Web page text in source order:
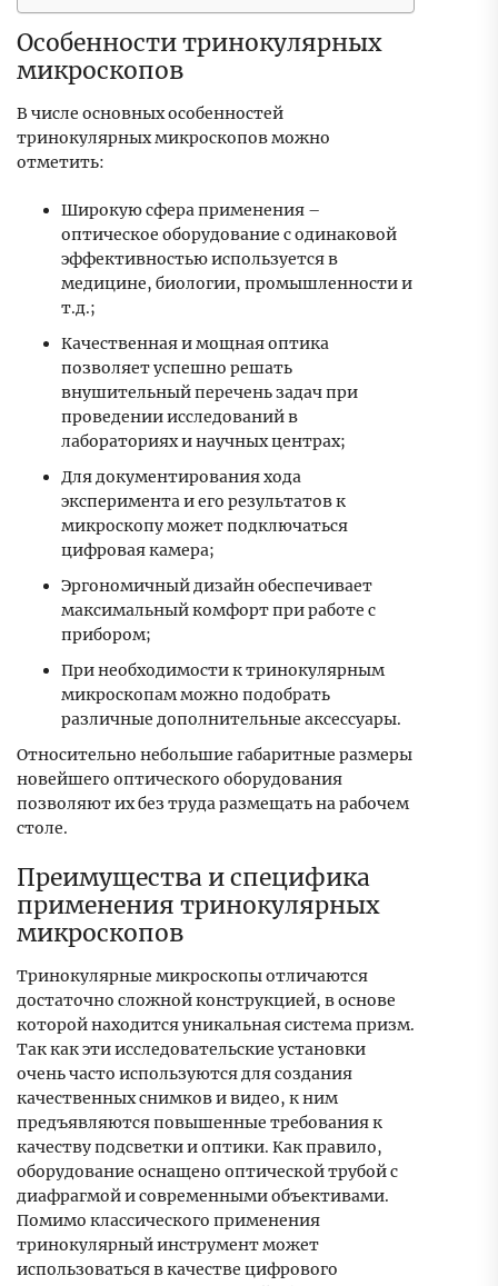
Особенности тринокулярных
микроскопов
В числе основных особенностей
тринокулярных микроскопов можно
отметить:
Широкую сфера применения –
оптическое оборудование с одинаковой
эффективностью используется в
медицине, биологии, промышленности и
т.д.;
Качественная и мощная оптика
позволяет успешно решать
внушительный перечень задач при
проведении исследований в
лабораториях и научных центрах;
Для документирования хода
эксперимента и его результатов к
микроскопу может подключаться
цифровая камера;
Эргономичный дизайн обеспечивает
максимальный комфорт при работе с
прибором;
При необходимости к тринокулярным
микроскопам можно подобрать
различные дополнительные аксессуары.
Относительно небольшие габаритные размеры
новейшего оптического оборудования
позволяют их без труда размещать на рабочем
столе.
Преимущества и специфика
применения тринокулярных
микроскопов
Тринокулярные микроскопы отличаются
достаточно сложной конструкцией, в основе
которой находится уникальная система призм.
Так как эти исследовательские установки
очень часто используются для создания
качественных снимков и видео, к ним
предъявляются повышенные требования к
качеству подсветки и оптики. Как правило,
оборудование оснащено оптической трубой с
диафрагмой и современными объективами.
Помимо классического применения
тринокулярный инструмент может
использоваться в качестве цифрового